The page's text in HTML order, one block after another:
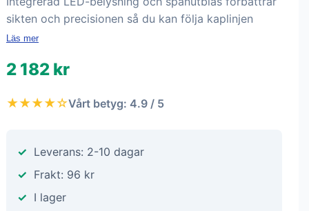
sikten och precisionen så du kan följa kaplinjen
Läs mer
2 182 kr
★★★★☆Vårt betyg: 4.9 / 5
Leverans: 2-10 dagar
Frakt: 96 kr
I lager